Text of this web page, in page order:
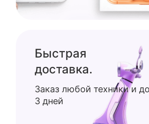
Быстрая
доставка.
Заказ любой техники и
3 дней